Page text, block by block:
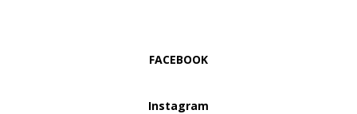
FACEBOOK
Instagram